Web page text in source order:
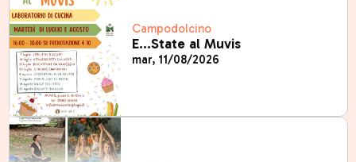
Campodolcino
E...State al Muvis
mar, 11/08/2026